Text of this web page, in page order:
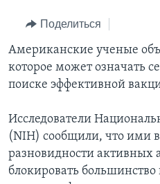
навигации
Перейти
поиск
ИТОГИ
ПОЧЕМУ ЭТО ВАЖНО?
ДИСКУССИЯ VOA
НЬЮ-ЙОРК NEW YORK
АМЕРИКА. БОЛЬШОЕ
НАША АМЕРИКАНСКАЯ
А КАК В АМЕРИКЕ?
АРТЕФАКТЫ
ТЕСТЫ
ИНТЕРВЬЮ
ФАКТЫ ПРОТИВ ФЕЙКОВ
ЗА СВОБОДУ ПРЕССЫ
ВИДЕО
ПОДПИСКА НА НОВОСТИ
Поделиться
Американские ученые
которое может означать
поиске эффективной
Исследователи
(NIH) сообщили, что ими
разновидности активных
блокировать